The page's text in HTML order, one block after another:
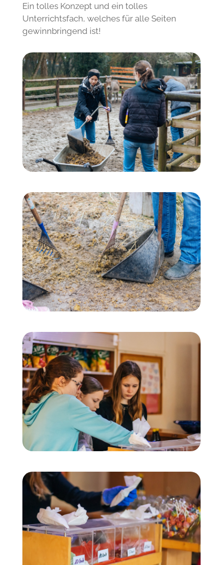
Ein tolles Konzept und ein tolles
Unterrichtsfach, welches für alle Seiten
gewinnbringend ist!